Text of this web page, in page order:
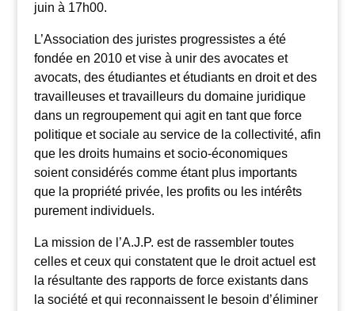
juin à 17h00.
L’Association des juristes progressistes a été
fondée en 2010 et vise à unir des avocates et
avocats, des étudiantes et étudiants en droit et des
travailleuses et travailleurs du domaine juridique
dans un regroupement qui agit en tant que force
politique et sociale au service de la collectivité, afin
que les droits humains et socio-économiques
soient considérés comme étant plus importants
que la propriété privée, les profits ou les intérêts
purement individuels.
La mission de l’A.J.P. est de rassembler toutes
celles et ceux qui constatent que le droit actuel est
la résultante des rapports de force existants dans
la société et qui reconnaissent le besoin d’éliminer